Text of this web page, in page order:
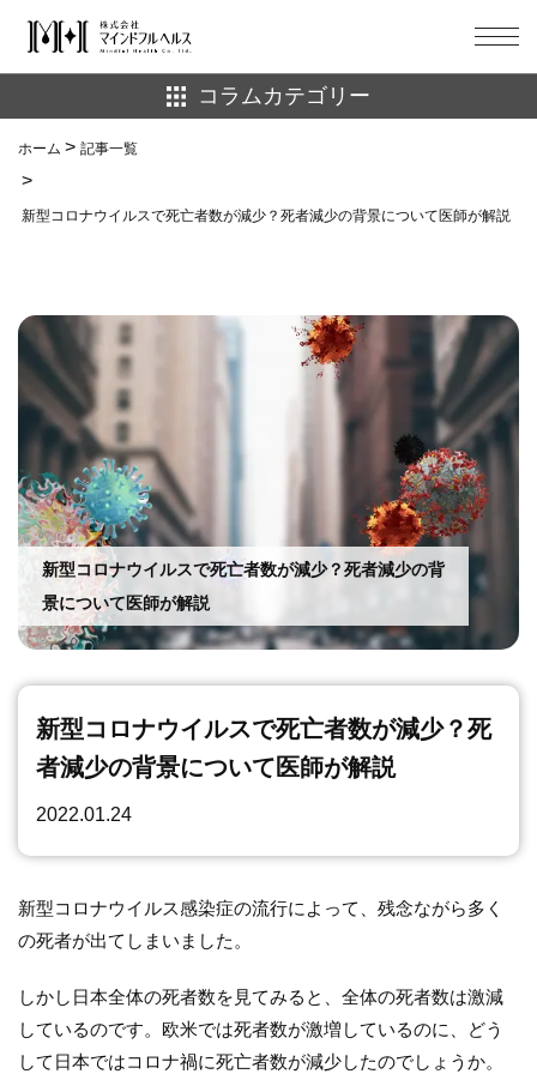
ホーム
マインドフルヘルス公式サイトへ
コラムカテゴリー
生理 睡眠
美容
脱依存 自然環境
運動
ホーム 記事一覧
新型コロナウイルスで死亡者数が減少？死者減少の背景について医師が解説
新型コロナウイルスで死亡者数が減少？死者減少の背
景について医師が解説
新型コロナウイルスで死亡者数が減少？死
者減少の背景について医師が解説
2022.01.24
新型コロナウイルス感染症の流行によって、残念ながら多く
の死者が出てしまいました。
しかし日本全体の死者数を見てみると、全体の死者数は激減
しているのです。欧米では死者数が激増しているのに、どう
して日本ではコロナ禍に死亡者数が減少したのでしょうか。